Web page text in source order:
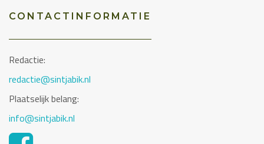
CONTACTINFORMATIE
Redactie:
redactie@sintjabik.nl
Plaatselijk belang:
info@sintjabik.nl